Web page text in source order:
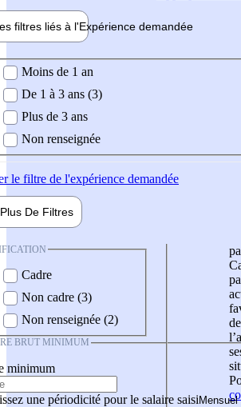
filtres liés à l'Expérience demandée
demandée
Moins de 1 an
De 1 à 3 ans (3)
Plus de 3 ans
Non renseignée
le filtre de l'expérience demandée
Plus De Filtres
Cadre
Non cadre (3)
Non renseignée (2)
BRUT MINIMUM
minimum
une périodicité pour le salaire saisi